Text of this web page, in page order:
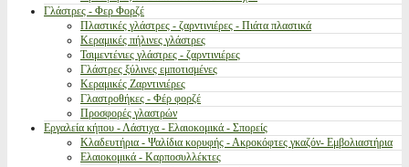
Γλάστρες - Φερ Φορζέ
Πλαστικές γλάστρες - ζαρντινιέρες - Πιάτα πλαστικά
Κεραμικές πήλινες γλάστρες
Τσιμεντένιες γλάστρες - ζαρντινιέρες
Γλάστρες ξύλινες εμποτισμένες
Κεραμικές Ζαρντινιέρες
Γλαστροθήκες - Φέρ φορζέ
Προσφορές γλαστρών
Εργαλεία κήπου - Λάστιχα - Ελαιοκομικά - Σπορείς
Κλαδευτήρια - Ψαλίδια κορυφής - Ακροκόφτες γκαζόν- Εμβολιαστήρια
Ελαιοκομικά - Καρποσυλλέκτες